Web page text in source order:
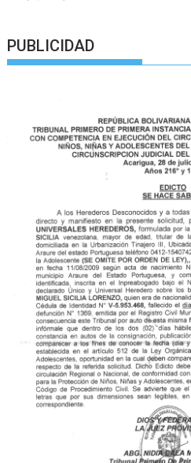
PUBLICIDAD